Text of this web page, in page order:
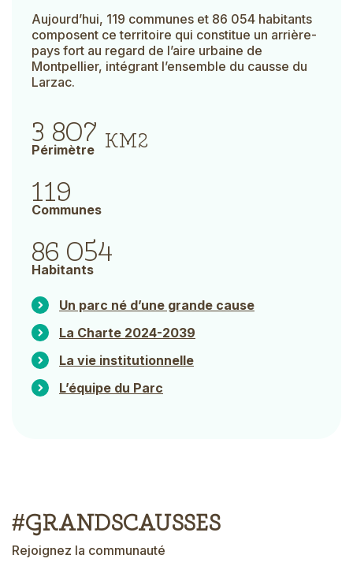
Aujourd’hui, 119 communes et 86 054 habitants
composent ce territoire qui constitue un arrière-
pays fort au regard de l’aire urbaine de
Montpellier, intégrant l’ensemble du causse du
Larzac.
3 807 KM2
Périmètre
119
Communes
86 054
Habitants
Un parc né d’une grande cause
La Charte 2024-2039
La vie institutionnelle
L’équipe du Parc
T
e
x
#GRANDSCAUSSES
Rejoignez la communauté